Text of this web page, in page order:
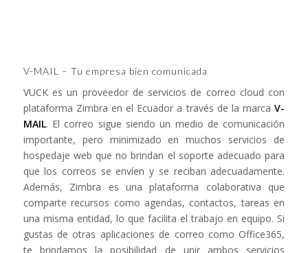
V-MAIL – Tu empresa bien comunicada
VUCK es un proveedor de servicios de correo cloud con
plataforma Zimbra en el Ecuador a través de la marcaV-
MAIL. El correo sigue siendo un medio de comunicación
importante, pero minimizado en muchos servicios de
hospedaje web que no brindan el soporte adecuado para
que los correos se envíen y se reciban adecuadamente.
Además, Zimbra es una plataforma colaborativa que
comparte recursos como agendas, contactos, tareas en
una misma entidad, lo que facilita el trabajo en equipo. Si
gustas de otras aplicaciones de correo como Office365,
te brindamos la posibilidad de unir ambos servicios